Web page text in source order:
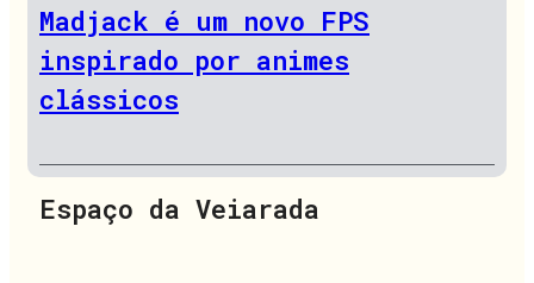
Madjack é um novo FPS
inspirado por animes
clássicos
Espaço da Veiarada